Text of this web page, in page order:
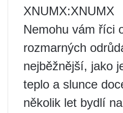
XNUMX:XNUMX
Nemohu vám říci
rozmarných
nejběžnější, jako
teplo a slunce
několik let bydlí